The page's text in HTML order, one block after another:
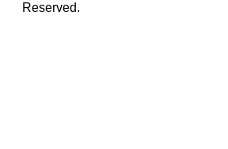
Reserved.